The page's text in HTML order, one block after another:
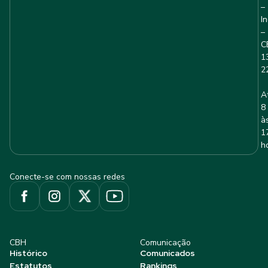
–
–
8
Conecte-se com nossas redes
CBH
Histórico
Estatutos
Comunicação
Comunicados
Rankings